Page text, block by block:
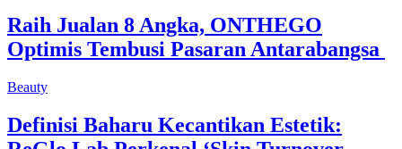
Raih Jualan 8 Angka, ONTHEGO
Optimis Tembusi Pasaran Antarabangsa
Beauty
Definisi Baharu Kecantikan Estetik: